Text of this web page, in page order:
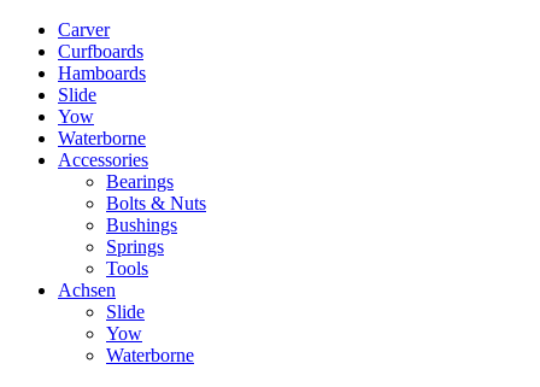
Carver
Curfboards
Hamboards
Slide
Yow
Waterborne
Accessories
Bearings
Bolts & Nuts
Bushings
Springs
Tools
Achsen
Slide
Yow
Waterborne